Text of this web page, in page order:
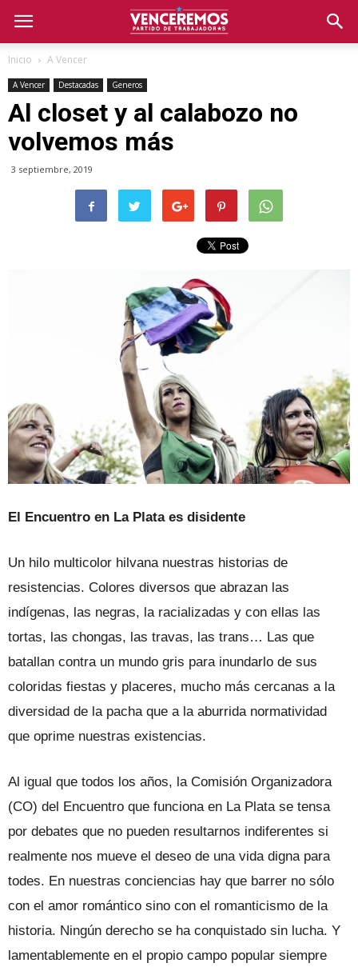
Inicio A Vencer
A Vencer Destacadas Generos
Al closet y al calabozo no
volvemos más
3 septiembre, 2019
El Encuentro en La Plata es disidente
Un hilo multicolor hilvana nuestras historias de
resistencias. Colores diversos que abrazan las
indígenas, las negras, la racializadas y con ellas las
tortas, las chongas, las travas, las trans… Las que
batallan contra un mundo gris para inundarlo de sus
coloridas fiestas y placeres, mucho más cercanas a la
diversidad de la pacha que a la aburrida normatividad
que oprime nuestras existencias.
Al igual que todos los años, la Comisión Organizadora
(CO) del Encuentro que funciona en La Plata se tensa
por debates que no pueden resultarnos indiferentes si
realmente nos mueve el deseo de una vida digna para
todes. En nuestras conciencias hay que barrer no sólo
con el amor romántico sino con el romanticismo de la
historia. Ningún derecho se ha conquistado sin lucha. Y
lamentablemente en el propio campo popular siempre